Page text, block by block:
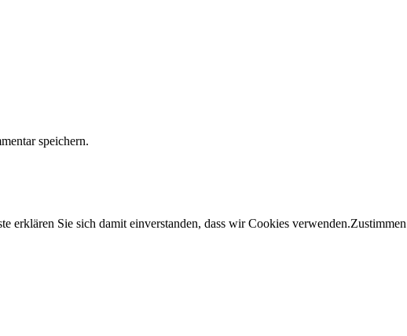
speichern.
erklären Sie sich damit einverstanden, dass wir Cookies verwenden.Zustimmen